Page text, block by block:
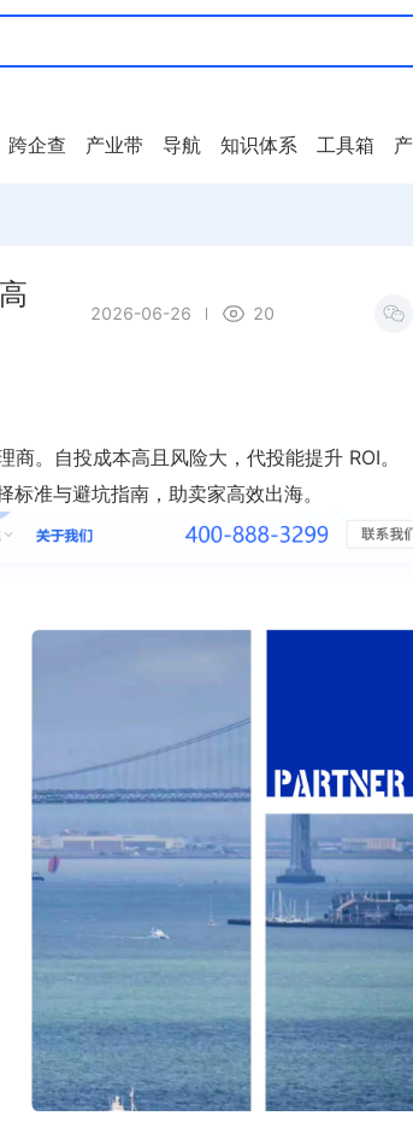
跨企查 产业带 导航 知识体系 工具箱
2026-06-26 20
。自投成本高且风险大，代投能提升 ROI。
准与避坑指南，助卖家高效出海。